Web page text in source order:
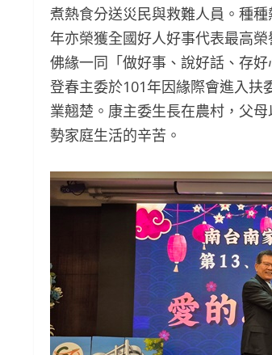
煮熱食分送災民與救難人員。種
年亦榮獲全國好人好事代表最高
佛緣一同「做好事、說好話、存
登春主委於101年因緣際會進入扶
業翹楚。康主委生長在農村，父
勢家庭生活的辛苦。